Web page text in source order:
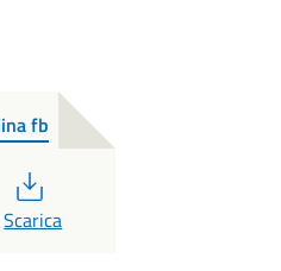
fb
Scarica